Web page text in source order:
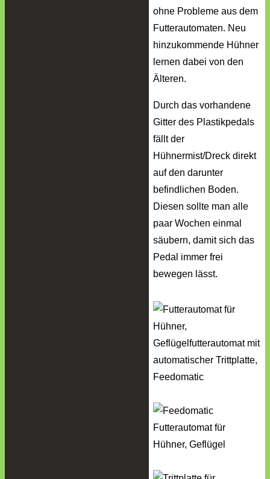
ohne Probleme aus dem
Futterautomaten. Neu
hinzukommende Hühner
lernen dabei von den
Älteren.
Durch das vorhandene
Gitter des Plastikpedals
fällt der
Hühnermist/Dreck direkt
auf den darunter
befindlichen Boden.
Diesen sollte man alle
paar Wochen einmal
säubern, damit sich das
Pedal immer frei
bewegen lässt.